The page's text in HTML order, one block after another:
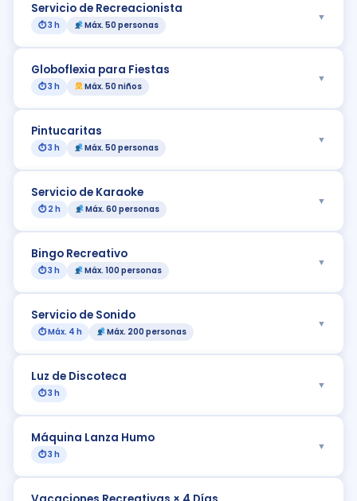
Servicio de Recreacionista
⏱ 3 h Máx. 50 personas
▼
Globoflexia para Fiestas
⏱ 3 h Máx. 50 niños
▼
Pintucaritas
⏱ 3 h Máx. 50 personas
▼
Servicio de Karaoke
⏱ 2 h Máx. 60 personas
▼
Bingo Recreativo
⏱ 3 h Máx. 100 personas
▼
Servicio de Sonido
⏱ Máx. 4 h Máx. 200 personas
▼
Luz de Discoteca
⏱ 3 h
▼
Máquina Lanza Humo
⏱ 3 h
▼